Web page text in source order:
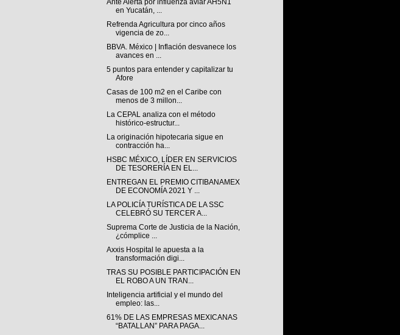
Ante Alerta por influenza aviar AH5N1
en Yucatán, ...
Refrenda Agricultura por cinco años
vigencia de zo...
BBVA. México | Inflación desvanece los
avances en ...
5 puntos para entender y capitalizar tu
Afore
Casas de 100 m2 en el Caribe con
menos de 3 millon...
La CEPAL analiza con el método
histórico-estructur...
La originación hipotecaria sigue en
contracción ha...
HSBC MÉXICO, LÍDER EN SERVICIOS
DE TESORERÍA EN EL...
ENTREGAN EL PREMIO CITIBANAMEX
DE ECONOMÍA 2021 Y ...
LA POLICÍA TURÍSTICA DE LA SSC
CELEBRÓ SU TERCER A...
Suprema Corte de Justicia de la Nación,
¿cómplice ...
Axxis Hospital le apuesta a la
transformación digi...
TRAS SU POSIBLE PARTICIPACIÓN EN
EL ROBO A UN TRAN...
Inteligencia artificial y el mundo del
empleo: las...
61% DE LAS EMPRESAS MEXICANAS
“BATALLAN” PARA PAGA...